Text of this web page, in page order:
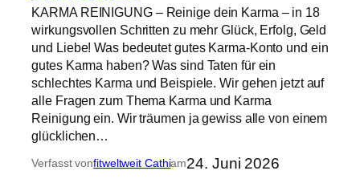
KARMA REINIGUNG – Reinige dein Karma – in 18
wirkungsvollen Schritten zu mehr Glück, Erfolg, Geld
und Liebe! Was bedeutet gutes Karma-Konto und ein
gutes Karma haben? Was sind Taten für ein
schlechtes Karma und Beispiele. Wir gehen jetzt auf
alle Fragen zum Thema Karma und Karma
Reinigung ein. Wir träumen ja gewiss alle von einem
glücklichen…
Verfasst vonfitweltweit Cathiam24. Juni 2026